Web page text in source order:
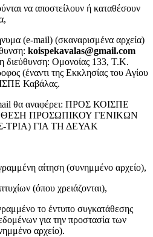
να αποστείλουν ή καταθέσουν
(e-mail) (σκαναρισμένα αρχεία)
koispekavalas@gmail.com
διεύθυνση: Ομονοίας 133, Τ.Κ.
(έναντι της Εκκλησίας του Αγίου
Καβάλας.
θα αναφέρει: ΠΡΟΣ ΚΟΙΣΠΕ
ΠΡΟΣΩΠΙΚΟΥ ΓΕΝΙΚΩΝ
ΓΙΑ ΤΗ ΔΕΥΑΚ
αίτηση (συνημμένο αρχείο),
(όπου χρειάζονται),
το έντυπο συγκατάθεσης
για την προστασία των
αρχείο).